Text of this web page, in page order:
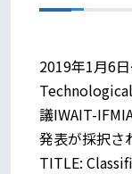
2019年1月6
議IWAIT-
発表が採択さ
TITLE: